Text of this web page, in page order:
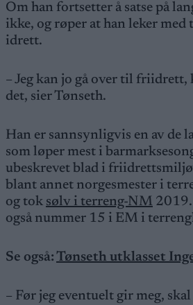
Om han fortsetter å satse på
ikke, og røper at han leker med
idrett.
– Jeg kan jo gå over til friidrett,
det, sier Tønseth.
Han er sannsynligvis en av de
som løper mest i
ubeskrevet blad i
blant annet norgesmester i
og tok sølv i terreng-NM 2019.
også nummer 15 i EM i
Se også: Tønseth utklasset
– Før jeg eventuelt gir meg,